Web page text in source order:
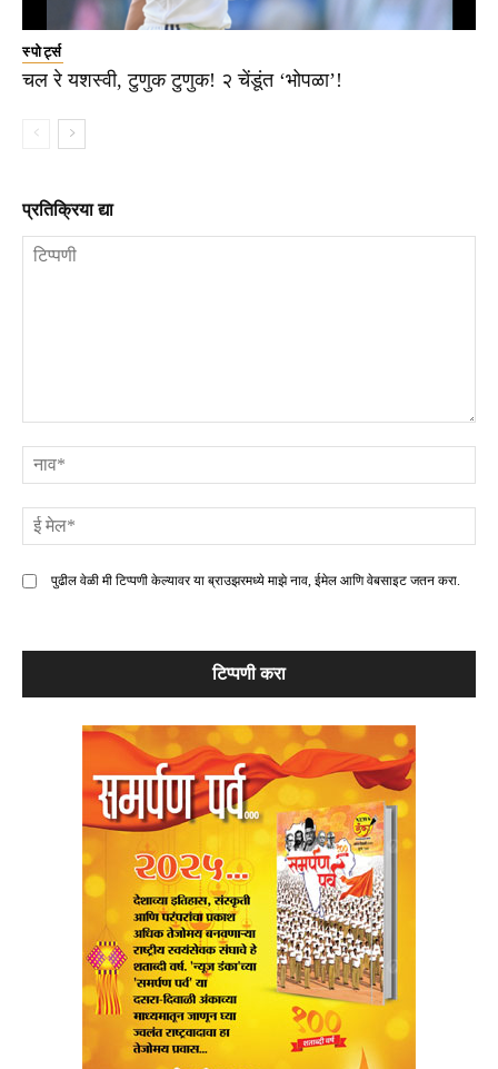
स्पोर्ट्स
चल रे यशस्वी, टुणुक टुणुक! २ चेंडूंत ‘भोपळा’!
प्रतिक्रिया द्या
पुढील वेळी मी टिप्पणी केल्यावर या ब्राउझरमध्ये माझे नाव, ईमेल आणि वेबसाइट जतन करा.